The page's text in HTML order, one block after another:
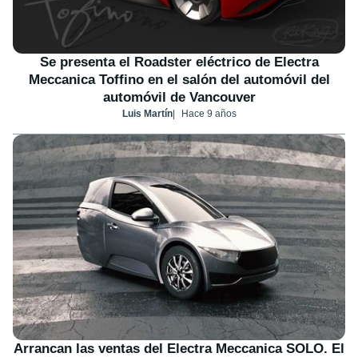
Se presenta el Roadster eléctrico de Electra
Meccanica Toffino en el salón del automóvil del
automóvil de Vancouver
Luis Martín Hace 9 años
Arrancan las ventas del Electra Meccanica SOLO. El